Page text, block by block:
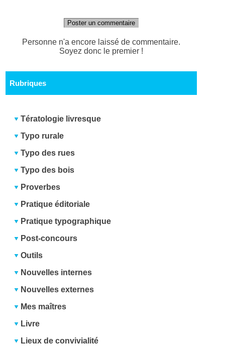
Poster un commentaire
Personne n'a encore laissé de commentaire.
Soyez donc le premier !
Rubriques
Tératologie livresque
Typo rurale
Typo des rues
Typo des bois
Proverbes
Pratique éditoriale
Pratique typographique
Post-concours
Outils
Nouvelles internes
Nouvelles externes
Mes maîtres
Livre
Lieux de convivialité